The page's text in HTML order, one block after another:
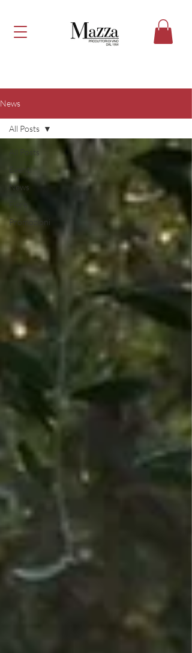
News
All Posts
Eventi
News
Fiere
Promozioni
All Posts